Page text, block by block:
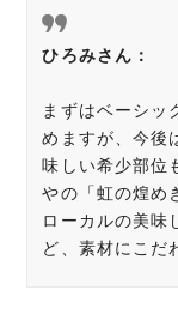
ひろみさん：
まずはベーシッ
めますが、今後
味しい希少部位
やの「虹の煌め
ローカルの美味
ど、素材にこ